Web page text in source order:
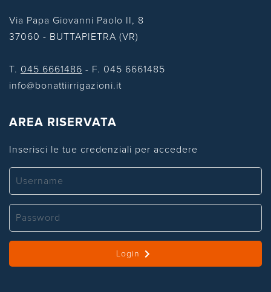
Via Papa Giovanni Paolo II, 8
37060 - BUTTAPIETRA (VR)
T. 045 6661486 - F. 045 6661485
info@bonattiirrigazioni.it
AREA RISERVATA
Inserisci le tue credenziali per accedere
Login